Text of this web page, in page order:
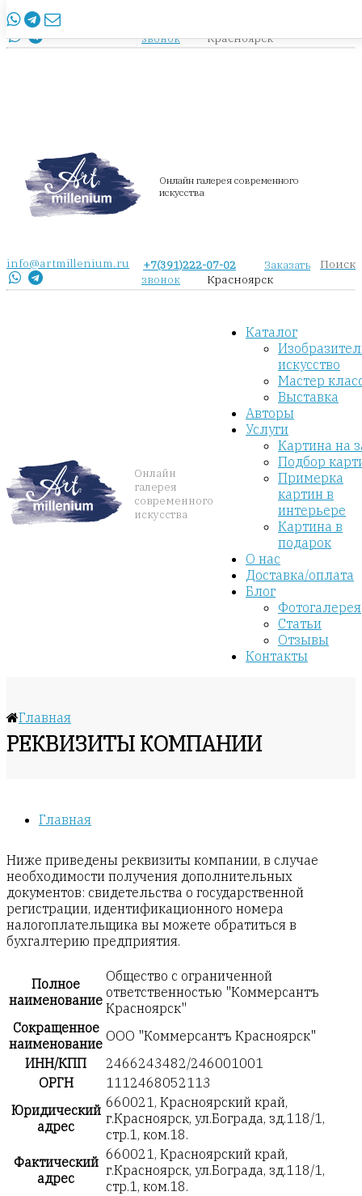
info@artmillenium.ru
звонок
Красноярск
Онлайн галерея современного
искусства
info@artmillenium.ru +7(391)222-07-02
Заказать
звонок
Красноярск
Поиск
Онлайн
галерея
современного
искусства
Каталог
искусство
Мастер
Выставка
Авторы
Услуги
Картина на
Подбор
Примерка
картин в
интерьере
Картина в
подарок
О нас
Доставка/оплата
Блог
Фотогалерея
Статьи
Отзывы
Контакты
Главная
РЕКВИЗИТЫ КОМПАНИИ
Главная
Ниже приведены реквизиты компании, в случае
необходимости получения дополнительных
документов: свидетельства о государственной
регистрации, идентификационного номера
налогоплательщика вы можете обратиться в
бухгалтерию предприятия.
Полное
наименование
Общество с ограниченной
ответственностью "Коммерсантъ
Красноярск"
Сокращенное
наименование ООО "Коммерсантъ Красноярск"
ИНН/КПП
2466243482/246001001
ОРГН
1112468052113
Юридический
адрес
660021, Красноярский край,
г.Красноярск, ул.Бограда, зд.118/1,
стр.1, ком.18.
Фактический
адрес
660021, Красноярский край,
г.Красноярск, ул.Бограда, зд.118/1,
стр.1, ком.18.